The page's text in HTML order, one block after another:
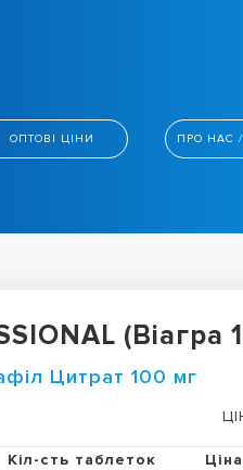
ОПТОВІ ЦІНИ ПРО НАС
(Віагра
Цитрат 100 мг
Кіл-сть таблеток